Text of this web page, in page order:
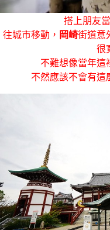
搭上朋友
往城市移動， 岡崎街道意
很
不難想像當年這
不然應該不會有這